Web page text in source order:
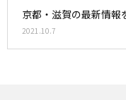
京都・滋賀の最新情報
2021.10.7